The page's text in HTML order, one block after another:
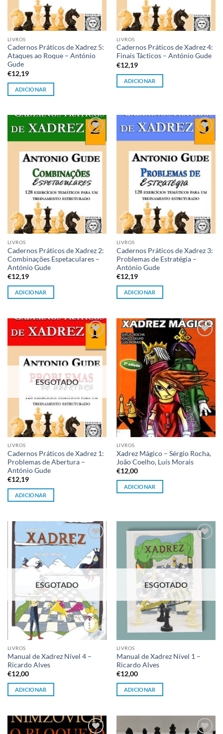
LIVROS
Cadernos Práticos de Xadrez 5:
Ataques ao Roque – António
Gude
€12,19
ADICIONAR
LIVROS
Cadernos Práticos de Xadrez 4:
Finais Tácticos – António Gude
€12,19
ADICIONAR
Adicionar
à lista de
desejos
LIVROS
Cadernos Práticos de Xadrez 2:
Combinações Espetaculares –
António Gude
€12,19
ADICIONAR
Adicionar
à lista de
desejos
LIVROS
Cadernos Práticos de Xadrez 3:
Problemas de Estratégia –
António Gude
€12,19
ADICIONAR
à lista de
desejos
ESGOTADO
LIVROS
Cadernos Práticos de Xadrez 1:
Problemas de Abertura –
António Gude
€12,19
ADICIONAR
Adicionar
à lista de
desejos
LIVROS
Xadrez Mágico – Sérgio Rocha,
João Coelho, Luís Morais
€12,00
ADICIONAR
Adicionar
à lista de
desejos
ESGOTADO
LIVROS
Manual de Xadrez Nível 4 –
Ricardo Alves
€12,00
ADICIONAR
Adicionar
à lista de
desejos
ESGOTADO
LIVROS
Manual de Xadrez Nível 1 –
Ricardo Alves
€12,00
ADICIONAR